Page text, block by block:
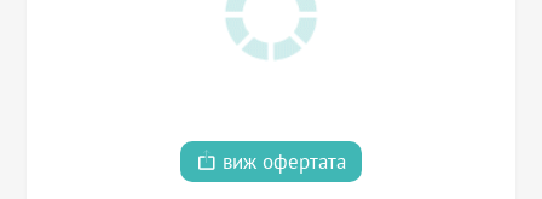
виж офертата